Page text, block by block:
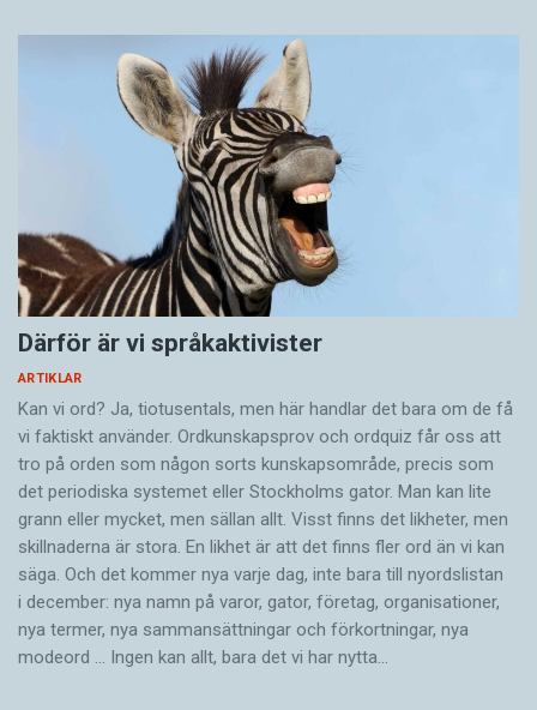
Därför är vi språkaktivister
ARTIKLAR
Kan vi ord? Ja, tiotusentals, men här handlar det bara om de få
vi faktiskt använder. Ordkunskapsprov och ordquiz får oss att
tro på orden som någon sorts kunskapsområde, precis som
det periodiska systemet eller Stockholms gator. Man kan lite
grann eller mycket, men sällan allt. Visst finns det likheter, men
skillnaderna är stora. En likhet är att det finns fler ord än vi kan
säga. Och det kommer nya varje dag, inte bara till nyordslistan
i december: nya namn på varor, gator, företag, organisationer,
nya termer, nya samman­sättningar och förkortningar, nya
modeord … Ingen kan allt, bara det vi har nytta…